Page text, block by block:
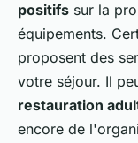
positifs sur la
équipements.
proposent des
votre séjour. Il
restauration
encore de